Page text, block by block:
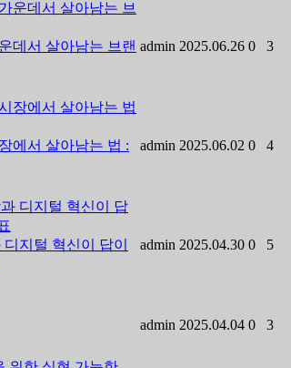
데서 살아남는 브랜 admin 2025.06.26 0 3
에서 살아남는 법 :
admin 2025.06.02 0 4
지털 혁신이 답이
admin 2025.04.30 0 5
admin 2025.04.04 0 3